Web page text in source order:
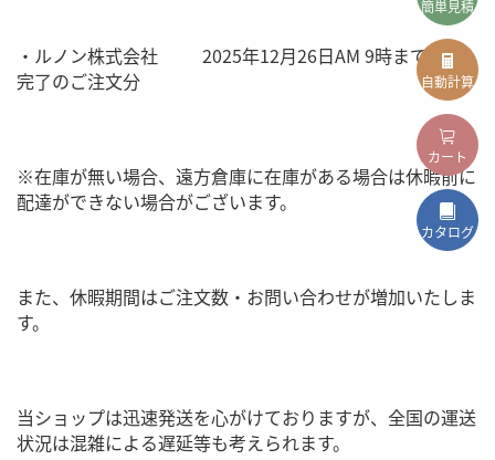
・ルノン株式会社 2025年12月26日AM 9時まで決済
完了のご注文分
※在庫が無い場合、遠方倉庫に在庫がある場合は休暇前に
配達ができない場合がございます。
また、休暇期間はご注文数・お問い合わせが増加いたしま
す。
当ショップは迅速発送を心がけておりますが、全国の運送
状況は混雑による遅延等も考えられます。
簡単見積
自動計算
カート
カタログ